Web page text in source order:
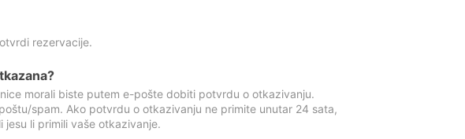
rezervacije.
morali biste putem e-pošte dobiti potvrdu o otkazivanju.
spam. Ako potvrdu o otkazivanju ne primite unutar 24 sata,
li primili vaše otkazivanje.